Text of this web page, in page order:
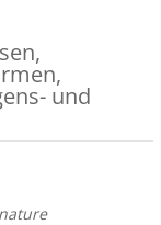
und